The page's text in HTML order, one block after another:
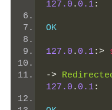
127.0 . 0.1:
OK
127.0 . 0.1:>
->
127.0 . 0.1: